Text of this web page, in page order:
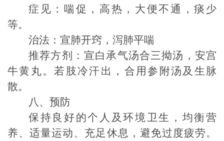
症见：喘促，高热，大便不通，痰少
等。
治法：宣肺开窍，泻肺平喘
推荐方剂：宣白承气汤合三拗汤，安宫
牛黄丸。若肢冷汗出，合用参附汤及生脉
散。
八、预防
保持良好的个人及环境卫生 ，均衡营
养、适量运动、充足休息，避免过度疲劳。